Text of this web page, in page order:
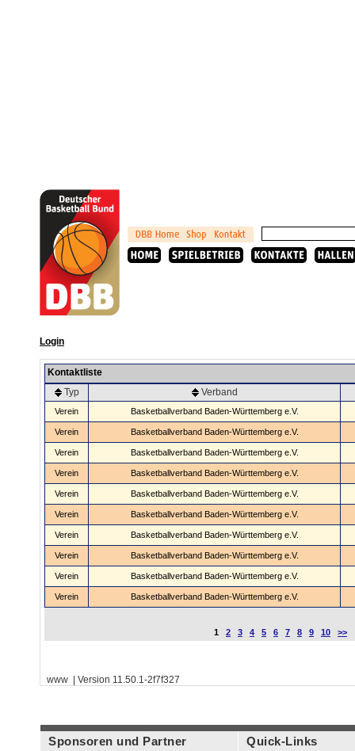
Login
Kontaktliste
Typ
Verband
Verein Basketballverband Baden-Württemberg e.V.
Verein Basketballverband Baden-Württemberg e.V.
Verein Basketballverband Baden-Württemberg e.V.
Verein Basketballverband Baden-Württemberg e.V.
Verein Basketballverband Baden-Württemberg e.V.
Verein Basketballverband Baden-Württemberg e.V.
Verein Basketballverband Baden-Württemberg e.V.
Verein Basketballverband Baden-Württemberg e.V.
Verein Basketballverband Baden-Württemberg e.V.
Verein Basketballverband Baden-Württemberg e.V.
1 2 3 4 5 6 7 8 9 10 >>
www | Version 11.50.1-2f7f327
Sponsoren und Partner Quick-Links